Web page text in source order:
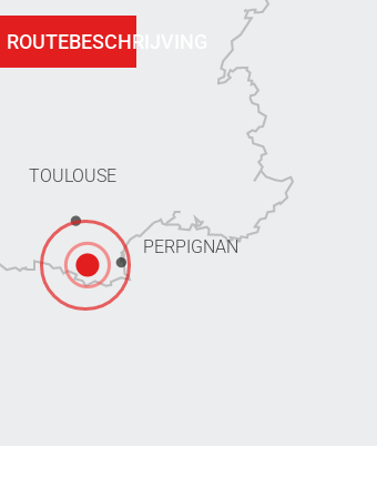
TOULOUSE
PERPIGNAN
ROUTEBESCHRIJVING